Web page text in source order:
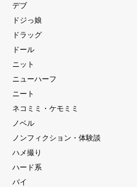
デブ
ドジっ娘
ドラッグ
ドール
ニット
ニューハーフ
ニート
ネコミミ・ケモミミ
ノベル
ノンフィクション・体験談
ハメ撮り
ハード系
バイ